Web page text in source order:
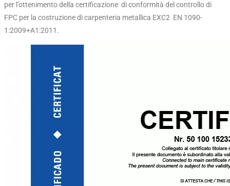
per l’ottenimento della certificazione di conformità del controllo di
FPC per la costruzione di carpenteria metallica EXC2 EN 1090-
1:2009+A1:2011.